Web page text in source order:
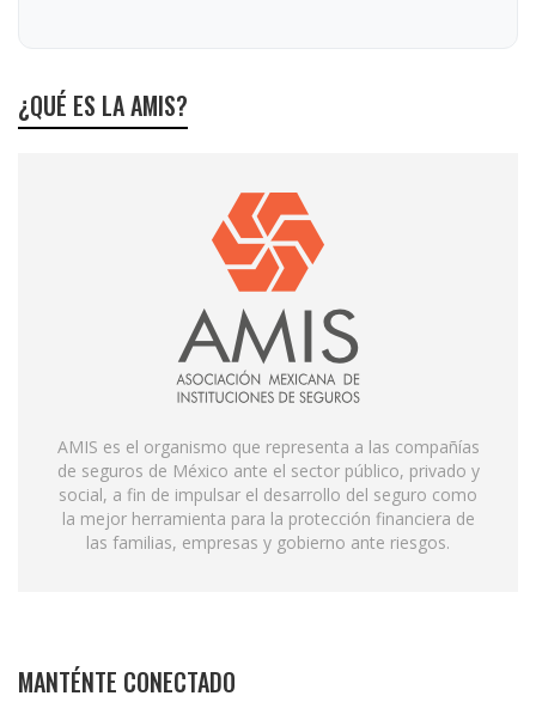
¿QUÉ ES LA AMIS?
AMIS es el organismo que representa a las compañías
de seguros de México ante el sector público, privado y
social, a fin de impulsar el desarrollo del seguro como
la mejor herramienta para la protección financiera de
las familias, empresas y gobierno ante riesgos.
MANTÉNTE CONECTADO